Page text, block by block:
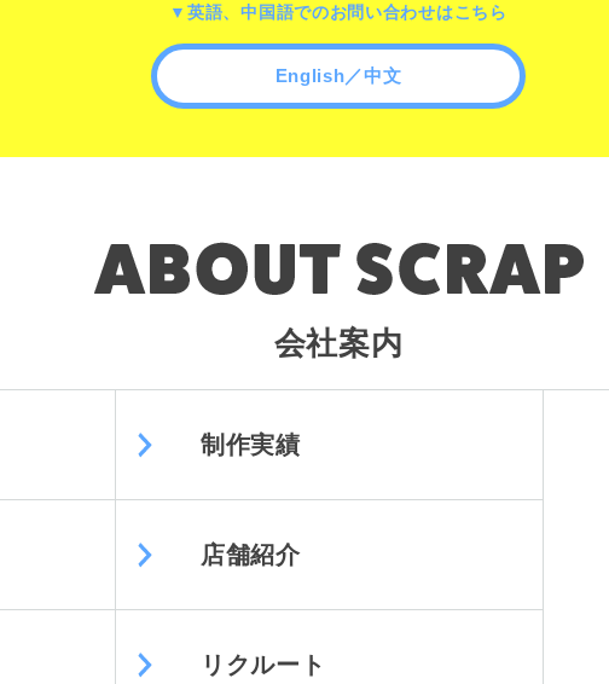
▼英語、中国語でのお問い合わせはこちら
English／中文
会社案内
制作実績
店舗紹介
リクルート